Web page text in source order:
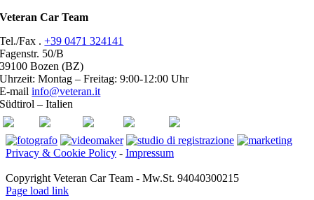
Veteran Car Team
Tel./Fax .+39 0471 324141
Fagenstr. 50/B
39100 Bozen (BZ)
Uhrzeit: Montag – Freitag: 9:00-12:00 Uhr
E-mailinfo@veteran.it
Südtirol – Italien
ASI
FIVA ACI youtube facebook
Privacy & Cookie Policy - Impressum
Copyright Veteran Car Team - Mw.St. 94040300215
Page load link